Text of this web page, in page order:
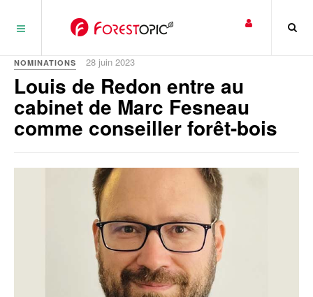
NOMINATIONS 28 juin 2023
Louis de Redon entre au
cabinet de Marc Fesneau
comme conseiller forêt-bois